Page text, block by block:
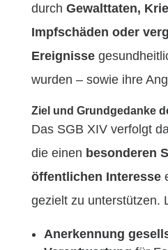
durch Gewalttaten,
Impfschäden oder
Ereignisse
wurden – sowie ihre
Ziel und Grundgedanke
Das SGB XIV verfolgt
die einen besonderen
öffentlichen Interesse
gezielt zu unterstützen.
Anerkennung